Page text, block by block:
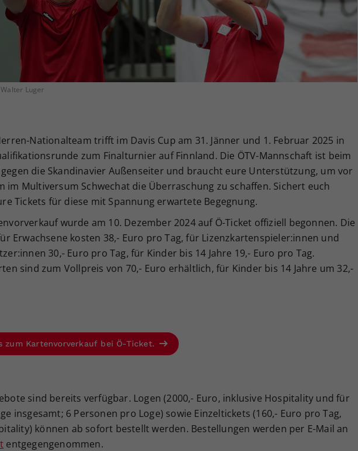
Luger
Nationalteam trifft im Davis Cup am 31. Jänner und 1. Februar 2025 in
zum Finalturnier auf Finnland. Die ÖTV-Mannschaft ist beim
die Skandinavier Außenseiter und braucht eure Unterstützung, um vor
im Multiversum Schwechat die Überraschung zu schaffen. Sichert euch
Tickets für diese mit Spannung erwartete Begegnung.
wurde am 10. Dezember 2024 auf Ö-Ticket offiziell begonnen. Die
Erwachsene kosten 38,- Euro pro Tag, für Lizenzkartenspieler:innen und
30,- Euro pro Tag, für Kinder bis 14 Jahre 19,- Euro pro Tag.
sind zum Vollpreis von 70,- Euro erhältlich, für Kinder bis 14 Jahre um 32,-
zum Kartenvorverkauf bei Ö-Ticket.
sind bereits verfügbar. Logen (2000,- Euro, inklusive Hospitality und für
insgesamt; 6 Personen pro Loge) sowie Einzeltickets (160,- Euro pro Tag,
können ab sofort bestellt werden. Bestellungen werden per E-Mail an
entgegengenommen.
Ihrer vorgenommen Einstellungen, falls der
Webseiten-Betreiber dies eingestellt hat.